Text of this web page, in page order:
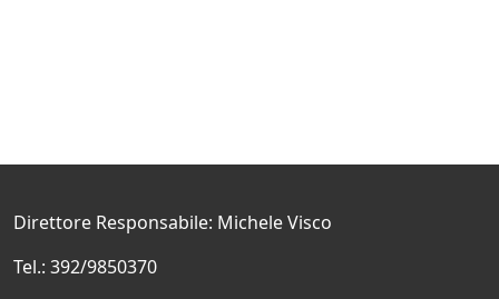
Direttore Responsabile: Michele Visco
Tel.: 392/9850370